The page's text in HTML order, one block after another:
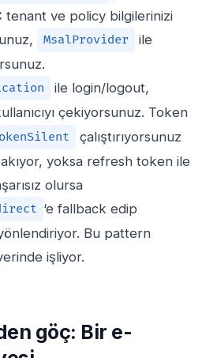
tenant ve policy bilgilerinizi
MsalProvider
ile
ile login/logout,
çekiyorsunuz. Token
çalıştırıyorsunuz
yoksa refresh token ile
olursa
‘e fallback edip
yönlendiriyor. Bu pattern
işliyor.
göç: Bir e-